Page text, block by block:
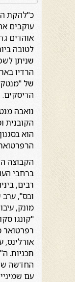
עוקבים
אוהדים
לטובה
שניתן
הרדיו
של
הדיסקים.
נואבה
הקובנית
הוא
הקבוצה
ברחבי
רבים,
ובס", ערב
מונק,
"קונגו
רפרטואר
אורלינס,
תכניות.
החדשה
עם